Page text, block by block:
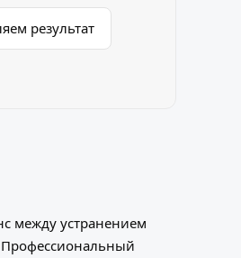
результат
между устранением
Профессиональный